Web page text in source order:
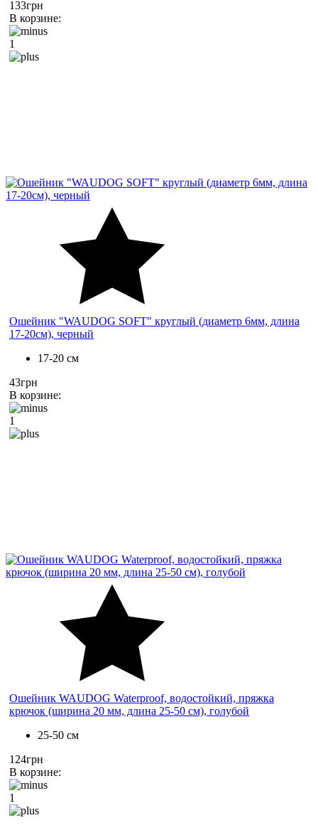
133грн
В корзине:
1
Ошейник "WAUDOG SOFT" круглый (диаметр 6мм, длина
17-20см), черный
17-20 см
43грн
В корзине:
1
Ошейник WAUDOG Waterproof, водостойкий, пряжка
крючок (ширина 20 мм, длина 25-50 см), голубой
25-50 см
124грн
В корзине:
1